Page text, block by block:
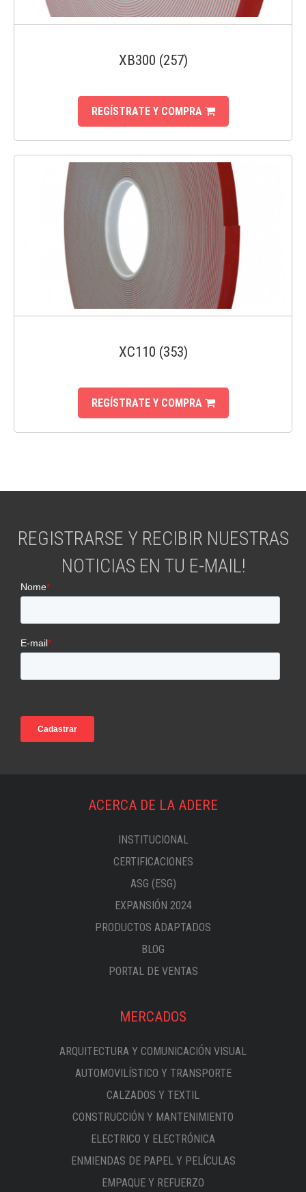
XB300 (257)
REGÍSTRATE Y COMPRA
XC110 (353)
REGÍSTRATE Y COMPRA
REGISTRARSE Y RECIBIR NUESTRAS
NOTICIAS EN TU E-MAIL!
ACERCA DE LA ADERE
INSTITUCIONAL
CERTIFICACIONES
ASG (ESG)
EXPANSIÓN 2024
PRODUCTOS ADAPTADOS
BLOG
PORTAL DE VENTAS
MERCADOS
ARQUITECTURA Y COMUNICACIÓN VISUAL
AUTOMOVILÍSTICO Y TRANSPORTE
CALZADOS Y TEXTIL
CONSTRUCCIÓN Y MANTENIMIENTO
ELECTRICO Y ELECTRÓNICA
ENMIENDAS DE PAPEL Y PELÍCULAS
EMPAQUE Y REFUERZO